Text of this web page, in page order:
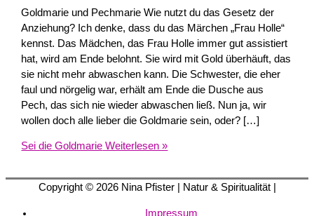
Goldmarie und Pechmarie Wie nutzt du das Gesetz der
Anziehung? Ich denke, dass du das Märchen „Frau Holle“
kennst. Das Mädchen, das Frau Holle immer gut assistiert
hat, wird am Ende belohnt. Sie wird mit Gold überhäuft, das
sie nicht mehr abwaschen kann. Die Schwester, die eher
faul und nörgelig war, erhält am Ende die Dusche aus
Pech, das sich nie wieder abwaschen ließ. Nun ja, wir
wollen doch alle lieber die Goldmarie sein, oder? […]
Sei die Goldmarie Weiterlesen »
Copyright © 2026 Nina Pfister| Natur & Spiritualität |
Impressum